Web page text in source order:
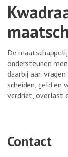
De
ondersteunen
daarbij aan
scheiden, geld en
verdriet, overlast
Contact